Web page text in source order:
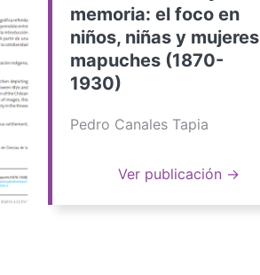
memoria: el foco en
niños, niñas y mujeres
mapuches (1870-
1930)
Pedro Canales Tapia
Ver publicación →